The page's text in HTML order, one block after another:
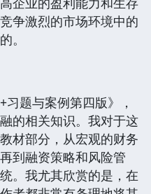
争激烈的市场环境中的
。
题与案例第四版》，
的相关知识。我对于这
材部分，从宏观的财务
到融资策略和风险管
。我尤其欣赏的是，在